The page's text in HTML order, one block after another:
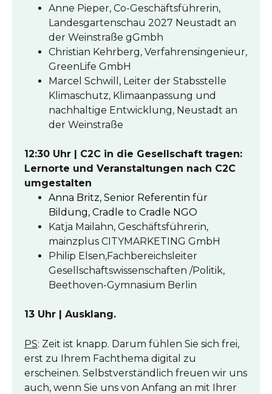
Anne Pieper, Co-Geschäftsführerin,
Landesgartenschau 2027 Neustadt an
der Weinstraße gGmbh
Christian Kehrberg, Verfahrensingenieur,
GreenLife GmbH
Marcel Schwill, Leiter der Stabsstelle
Klimaschutz, Klimaanpassung und
nachhaltige Entwicklung, Neustadt an
der Weinstraße
12:30 Uhr | C2C in die Gesellschaft tragen:
Lernorte und Veranstaltungen nach C2C
umgestalten
Anna Britz, Senior Referentin für
Bildung, Cradle to Cradle NGO
Katja Mailahn, Geschäftsführerin,
mainzplus CITYMARKETING GmbH
Philip Elsen,Fachbereichsleiter
Gesellschaftswissenschaften /Politik,
Beethoven-Gymnasium Berlin
13 Uhr | Ausklang.
PS: Zeit ist knapp. Darum fühlen Sie sich frei,
erst zu Ihrem Fachthema digital zu
erscheinen. Selbstverständlich freuen wir uns
auch, wenn Sie uns von Anfang an mit Ihrer